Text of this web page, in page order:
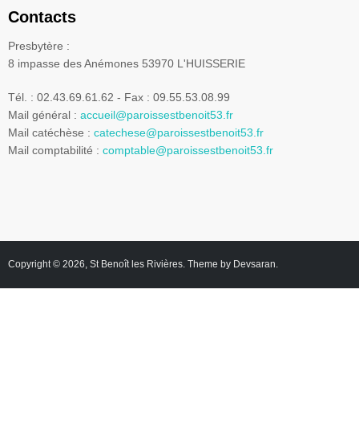
Contacts
Presbytère :
8 impasse des Anémones 53970 L'HUISSERIE
Tél. : 02.43.69.61.62 - Fax : 09.55.53.08.99
Mail général : accueil@paroissestbenoit53.fr
Mail catéchèse : catechese@paroissestbenoit53.fr
Mail comptabilité : comptable@paroissestbenoit53.fr
Copyright © 2026, St Benoît les Rivières. Theme by Devsaran.